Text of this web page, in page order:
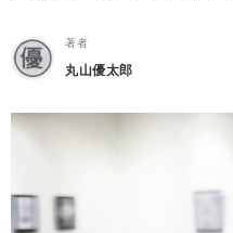
著者
丸山優太郎